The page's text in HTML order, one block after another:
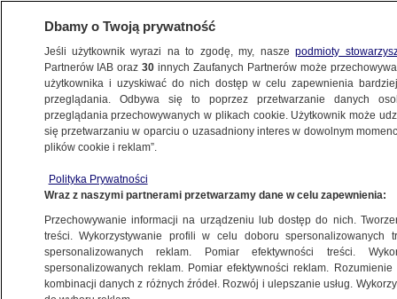
CEZARY TOMCZYK
Polska będzie miała satelity
obserwacyjne. "Dla nas nie ma
rewirów niedostępnych"
POLSKA
PiS chce "marionetkowego
prezydenta". Celem "ochrona
Dbamy o Twoją prywatność
Jeśli użytkownik wyrazi na to zgodę, my, naszepodmioty
Partnerów IAB oraz30 innych Zaufanych Partnerów może
użytkownika i uzyskiwać do nich dostęp w celu zapewnienia
przeglądania. Odbywa się to poprzez przetwarzanie danych
przeglądania przechowywanych w plikach cookie. Użytkownik może
się przetwarzaniu w oparciu o uzasadniony interes w dowolnym
plików cookie i reklam”.
Polityka Prywatności
Wraz z naszymi partnerami przetwarzamy dane w celu zapewnienia:
Przechowywanie informacji na urządzeniu lub dostęp do nich.
treści. Wykorzystywanie profili w celu doboru spersonalizowanych
spersonalizowanych reklam. Pomiar efektywności treści.
spersonalizowanych reklam. Pomiar efektywności reklam.
kombinacji danych z różnych źródeł. Rozwój i ulepszanie usług.